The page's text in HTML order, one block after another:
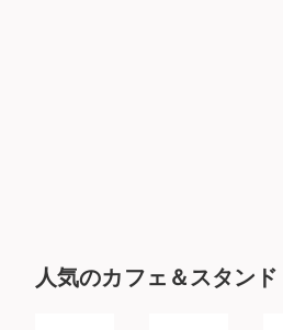
人気のカフェ＆スタンド